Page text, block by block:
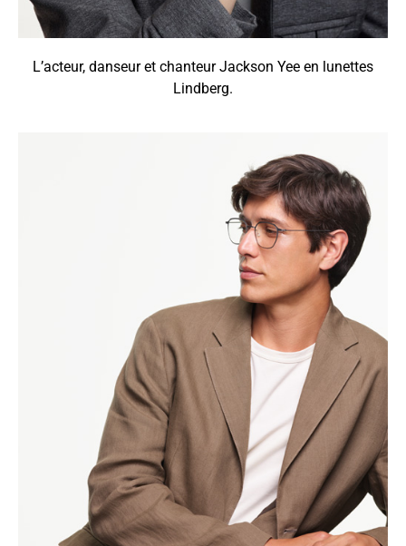
L’acteur, danseur et chanteur Jackson Yee en lunettes
Lindberg.